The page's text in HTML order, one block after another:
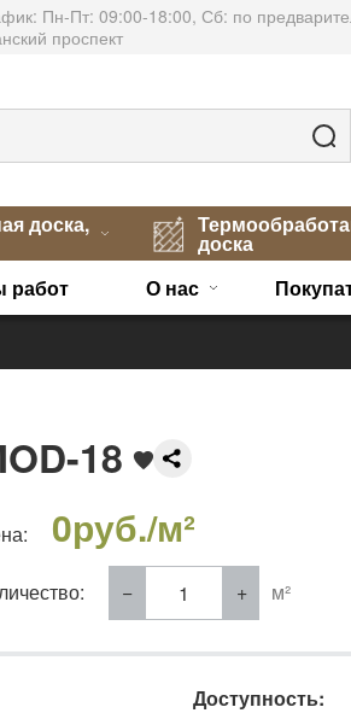
Пн-Пт: 09:00-18:00, Сб: по
проспект
доска,
доска
работ О нас
18
0руб./м²
м²
Доступность: